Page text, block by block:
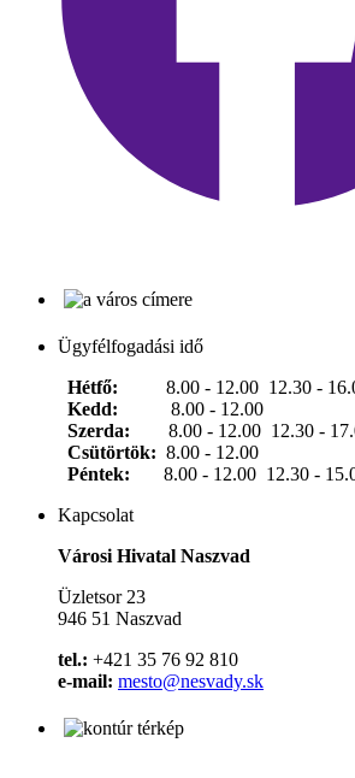
Ügyfélfogadási idő
Hétfő:
8.00 - 12.00 12.30 -
Kedd: 8.00 - 12.00
Szerda: 8.00 - 12.00 12.30 -
Csütörtök: 8.00 - 12.00
Péntek:
8.00 - 12.00 12.30 -
Kapcsolat
Városi Hivatal Naszvad
Üzletsor 23
946 51 Naszvad
tel.: +421 35 76 92 810
e-mail: mesto@nesvady.sk